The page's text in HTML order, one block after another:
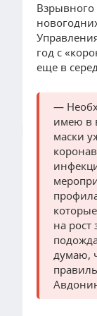
Взрывного
год с
еще в
—
имею в
маски
на
думаю,